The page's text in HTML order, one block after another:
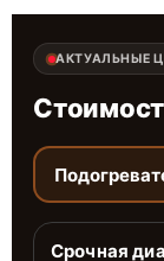
АКТУАЛЬНЫЕ
Срочная